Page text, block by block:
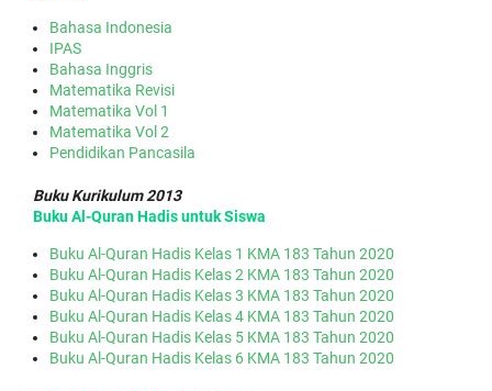
Bahasa Indonesia
IPAS
Bahasa Inggris
Matematika Revisi
Matematika Vol 1
Matematika Vol 2
Pendidikan Pancasila
Buku Kurikulum 2013
Buku Al-Quran Hadis untuk Siswa
Buku Al-Quran Hadis Kelas 1 KMA 183 Tahun 2020
Buku Al-Quran Hadis Kelas 2 KMA 183 Tahun 2020
Buku Al-Quran Hadis Kelas 3 KMA 183 Tahun 2020
Buku Al-Quran Hadis Kelas 4 KMA 183 Tahun 2020
Buku Al-Quran Hadis Kelas 5 KMA 183 Tahun 2020
Buku Al-Quran Hadis Kelas 6 KMA 183 Tahun 2020